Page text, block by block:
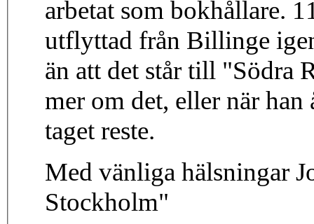
arbetat som bokhållare.
utflyttad från Billinge
än att det står till "Södra
mer om det, eller när
taget reste.
Med vänliga hälsningar
Stockholm"